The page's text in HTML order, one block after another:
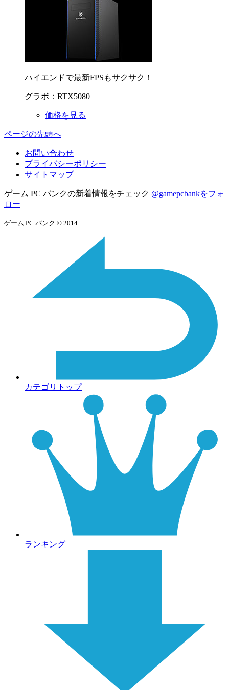
ハイエンドで最新FPSもサクサク！
グラボ：RTX5080
価格を見る
ページの先頭へ
お問い合わせ
プライバシーポリシー
サイトマップ
ゲーム PC バンクの新着情報をチェック @gamepcbankをフォ
ロー
ゲーム PC バンク © 2014
カテゴリトップ
ランキング